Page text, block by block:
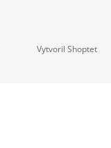
Vytvoril Shoptet